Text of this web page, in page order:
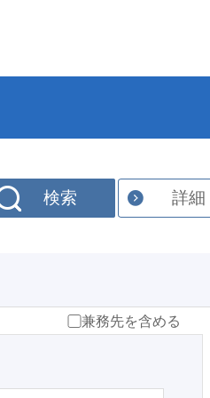
検索 詳細
兼務先を含める